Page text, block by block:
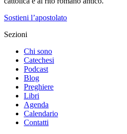
Sostieni l’apostolato
Sezioni
Chi sono
Catechesi
Podcast
Blog
Preghiere
Libri
Agenda
Calendario
Contatti